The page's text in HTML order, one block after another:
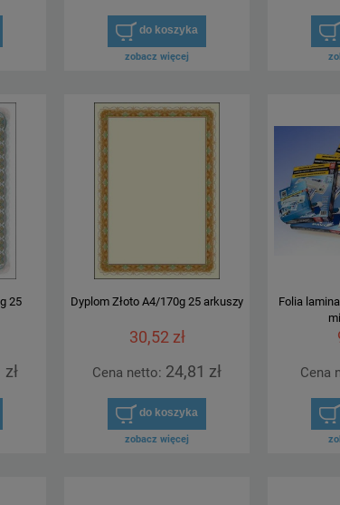
do koszyka
zobacz więcej
25
Dyplom Złoto A4/170g 25 arkuszy
30,52 zł
Cena netto: 24,81 zł
do koszyka
zobacz więcej
Folia
Cena